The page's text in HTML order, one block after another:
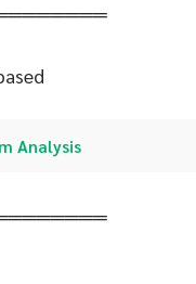
Analysis